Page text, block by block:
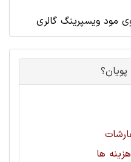
مود ویسپرینگ گالری
پویان؟
ها